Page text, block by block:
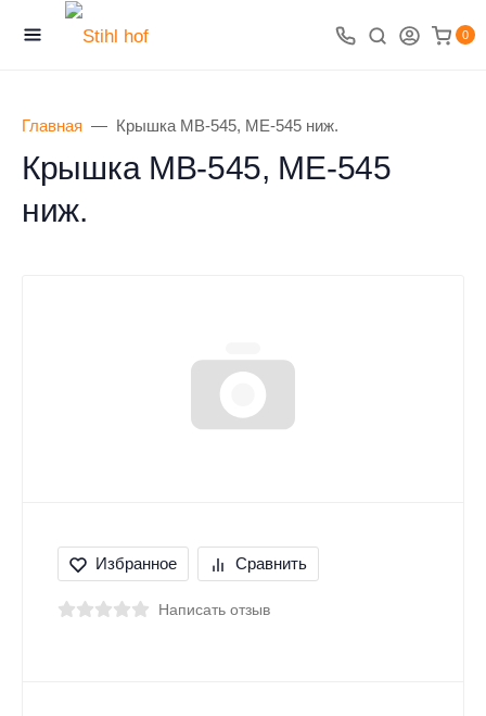
0
Главная Крышка MB-545, ME-545 ниж.
Крышка MB-545, ME-545
ниж.
Избранное Сравнить
Написать отзыв